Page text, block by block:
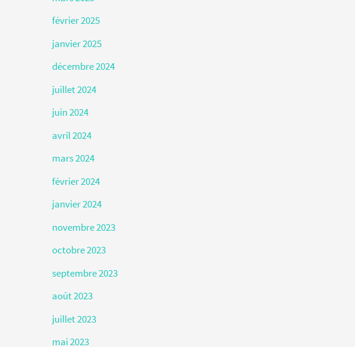
février 2025
janvier 2025
décembre 2024
juillet 2024
juin 2024
avril 2024
mars 2024
février 2024
janvier 2024
novembre 2023
octobre 2023
septembre 2023
août 2023
juillet 2023
mai 2023